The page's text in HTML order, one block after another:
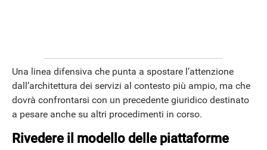
Una linea difensiva che punta a spostare l’attenzione
dall’architettura dei servizi al contesto più ampio, ma che
dovrà confrontarsi con un precedente giuridico destinato
a pesare anche su altri procedimenti in corso.
Rivedere il modello delle piattaforme